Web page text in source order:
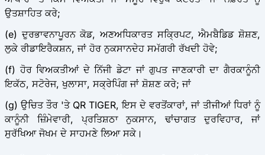
ਉਤਸ਼ਾਹਿਤ ਕਰੇ;
(e) ਦੁਰਭਾਵਨਾਪੂਰਨ ਕੋਡ, ਅਣਅਧਿਕਾਰਤ ਸਕ੍ਰਿਪਟ, ਐਮਬੈਡਿਡ ਸ਼ੋਸ਼ਣ,
ਲੁਕੇ ਰੀਡਾਇਰੈਕਸ਼ਨ, ਜਾਂ ਹੋਰ ਨੁਕਸਾਨਦੇਹ ਸਮੱਗਰੀ ਰੱਖਦੀ ਹੋਵੇ;
(f) ਹੋਰ ਵਿਅਕਤੀਆਂ ਦੇ ਨਿੱਜੀ ਡੇਟਾ ਜਾਂ ਗੁਪਤ ਜਾਣਕਾਰੀ ਦਾ ਗੈਰਕਾਨੂੰਨੀ
ਇਕੱਠ, ਸਟੋਰੇਜ, ਖੁਲਾਸਾ, ਸਕ੍ਰੇਪਿੰਗ ਜਾਂ ਸ਼ੋਸ਼ਣ ਕਰੇ; ਜਾਂ
(g) ਉਚਿਤ ਤੌਰ 'ਤੇ QR TIGER, ਇਸ ਦੇ ਵਰਤੋਂਕਾਰਾਂ, ਜਾਂ ਤੀਜੀਆਂ ਧਿਰਾਂ ਨੂੰ
ਕਾਨੂੰਨੀ ਜ਼ਿੰਮੇਵਾਰੀ, ਪ੍ਰਤਿਸ਼ਠਾ ਨੁਕਸਾਨ, ਢਾਂਚਾਗਤ ਦੁਰਵਿਹਾਰ, ਜਾਂ
ਸੁਰੱਖਿਆ ਜੋਖਮ ਦੇ ਸਾਹਮਣੇ ਲਿਆ ਸਕੇ।